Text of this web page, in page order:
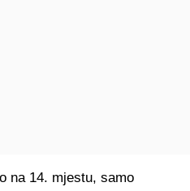
na 14. mjestu, samo